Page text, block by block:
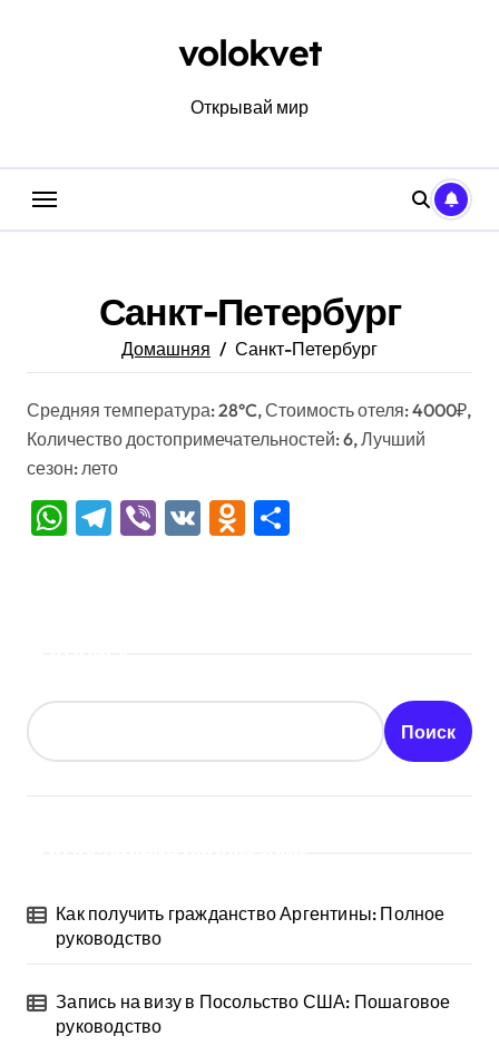
volokvet
Открывай мир
Санкт-Петербург
Домашняя Санкт-Петербург
Средняя температура: 28°C, Стоимость отеля: 4000₽,
Количество достопримечательностей: 6, Лучший
сезон: лето
WhatsApp
Telegram
Viber
VK Odnoklassniki
Поиск
Как получить гражданство Аргентины: Полное
руководство
Запись на визу в Посольство США: Пошаговое
руководство